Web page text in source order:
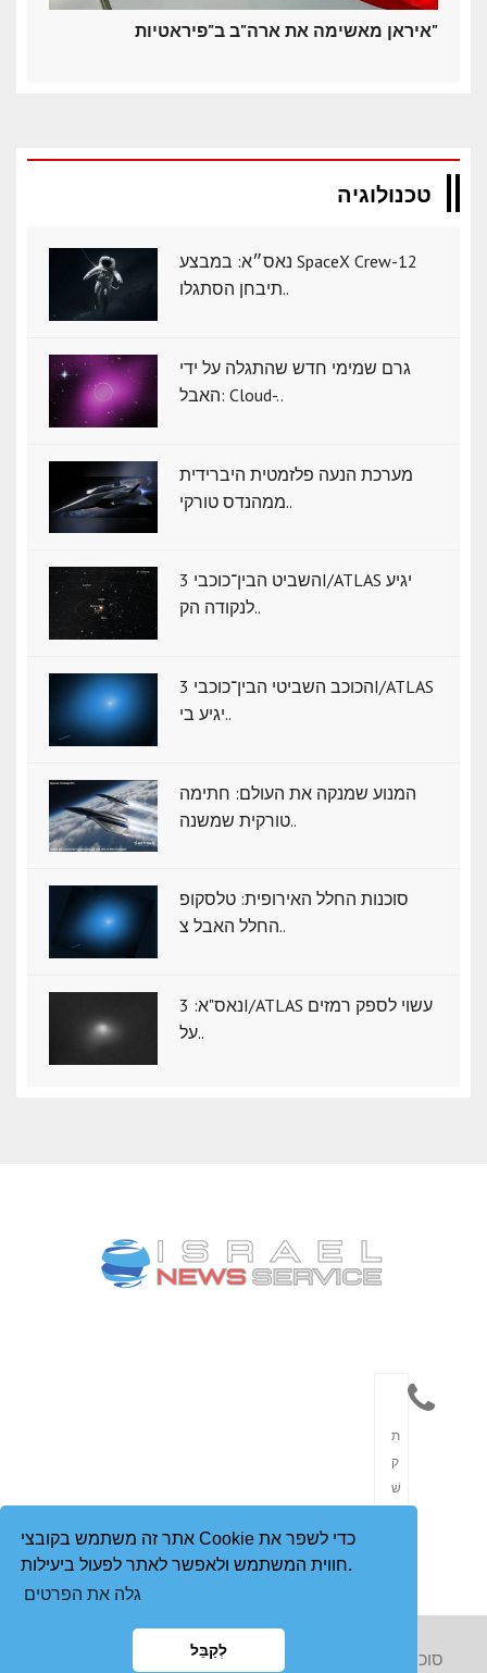
אתר זה משתמש בקובצי Cookie כדי לשפר את
חווית המשתמש ולאפשר לאתר לפעול ביעילות.
גלה את הפרטים
לְקַבֵּל
איראן מאשימה את ארה"ב ב"פיראטיות"
טכנולוגיה
נאס״א: במבצע SpaceX Crew-12
תיבחן הסתגלו..
גרם שמימי חדש שהתגלה על ידי
האבל: Cloud-..
מערכת הנעה פלזמטית היברידית
ממהנדס טורקי..
השביט הבין־כוכבי 3I/ATLAS יגיע
לנקודה הק..
הכוכב השביטי הבין־כוכבי 3I/ATLAS
יגיע בי..
המנוע שמנקה את העולם: חתימה
טורקית שמשנה..
סוכנות החלל האירופית: טלסקופ
החלל האבל צ..
נאס"א: ‏3I/ATLAS עשוי לספק רמזים
על..
תִ
ק
שׁ